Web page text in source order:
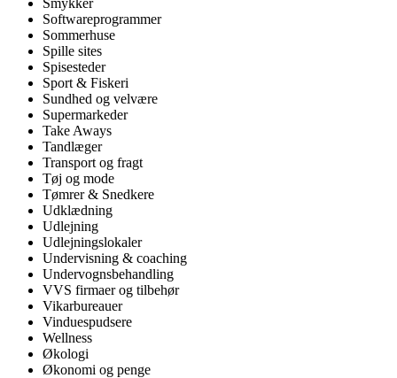
Smykker
Softwareprogrammer
Sommerhuse
Spille sites
Spisesteder
Sport & Fiskeri
Sundhed og velvære
Supermarkeder
Take Aways
Tandlæger
Transport og fragt
Tøj og mode
Tømrer & Snedkere
Udklædning
Udlejning
Udlejningslokaler
Undervisning & coaching
Undervognsbehandling
VVS firmaer og tilbehør
Vikarbureauer
Vinduespudsere
Wellness
Økologi
Økonomi og penge